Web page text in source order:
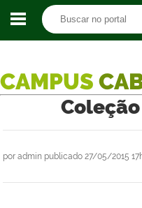
CAMPUS
por admin publicado 27/05/2015